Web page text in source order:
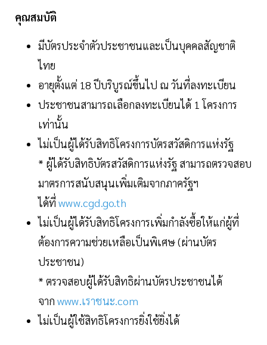
คุณสมบัติ
มีบัตรประจำตัวประชาชนและเป็นบุคคลสัญชาติ
ไทย
อายุตั้งแต่ 18 ปีบริบูรณ์ขึ้นไป ณ วันที่ลงทะเบียน
ประชาชนสามารถเลือกลงทะเบียนได้ 1 โครงการ
เท่านั้น
ไม่เป็นผู้ได้รับสิทธิโครงการบัตรสวัสดิการแห่งรัฐ
* ผู้ได้รับสิทธิบัตรสวัสดิการแห่งรัฐ สามารถตรวจสอบ
มาตรการสนับสนุนเพิ่มเติมจากภาครัฐฯ
ได้ที่ www.cgd.go.th
ไม่เป็นผู้ได้รับสิทธิโครงการเพิ่มกำลังซื้อให้แก่ผู้ที่
ต้องการความช่วยเหลือเป็นพิเศษ (ผ่านบัตร
ประชาชน)
* ตรวจสอบผู้ได้รับสิทธิผ่านบัตรประชาชนได้
จาก www.เราชนะ.com
ไม่เป็นผู้ใช้สิทธิโครงการยิ่งใช้ยิ่งได้